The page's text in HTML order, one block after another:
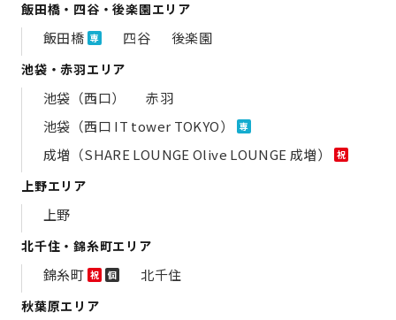
飯田橋・四谷・後楽園エリア
飯田橋 専 四谷 後楽園
池袋・赤羽エリア
池袋（西口）
赤羽
池袋（西口 IT tower TOKYO）
専
成増（SHARE LOUNGE Olive LOUNGE 成増） 祝
上野エリア
上野
北千住・錦糸町エリア
錦糸町 祝 個 北千住
秋葉原エリア